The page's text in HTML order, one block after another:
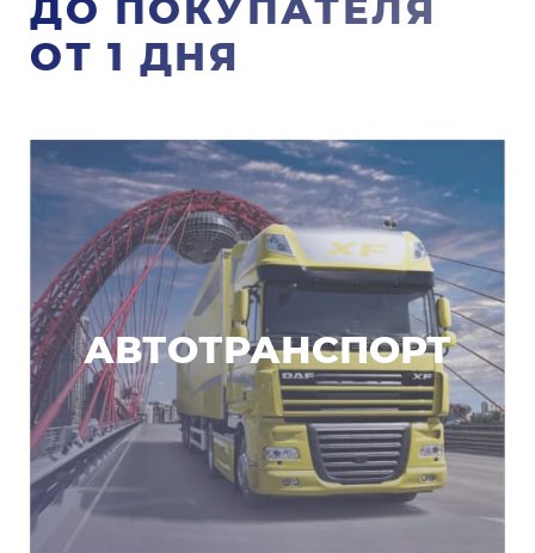
ДО ПОКУПАТЕЛЯ
ОТ 1 ДНЯ
АВТОТРАНСПОРТ